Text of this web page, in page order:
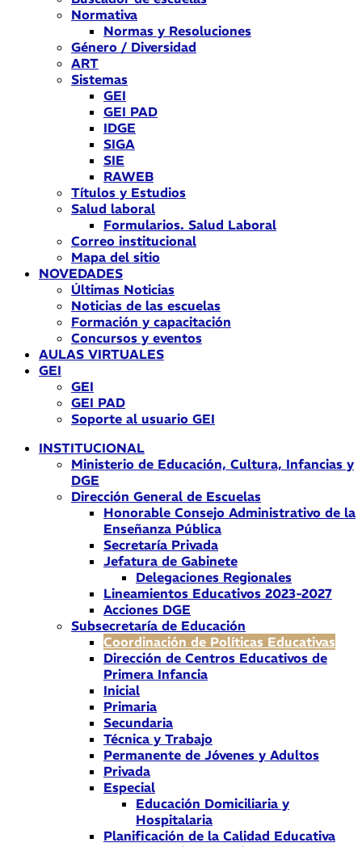
Normativa
Normas y Resoluciones
Género / Diversidad
ART
Sistemas
GEI
GEI PAD
IDGE
SIGA
SIE
RAWEB
Títulos y Estudios
Salud laboral
Formularios. Salud Laboral
Correo institucional
Mapa del sitio
NOVEDADES
Últimas Noticias
Noticias de las escuelas
Formación y capacitación
Concursos y eventos
AULAS VIRTUALES
GEI
GEI
GEI PAD
Soporte al usuario GEI
INSTITUCIONAL
Ministerio de Educación, Cultura, Infancias y
DGE
Dirección General de Escuelas
Honorable Consejo Administrativo de la
Enseñanza Pública
Secretaría Privada
Jefatura de Gabinete
Delegaciones Regionales
Lineamientos Educativos 2023-2027
Acciones DGE
Subsecretaría de Educación
Coordinación de Políticas Educativas
Dirección de Centros Educativos de
Primera Infancia
Inicial
Primaria
Secundaria
Técnica y Trabajo
Permanente de Jóvenes y Adultos
Privada
Especial
Educación Domiciliaria y
Hospitalaria
Planificación de la Calidad Educativa